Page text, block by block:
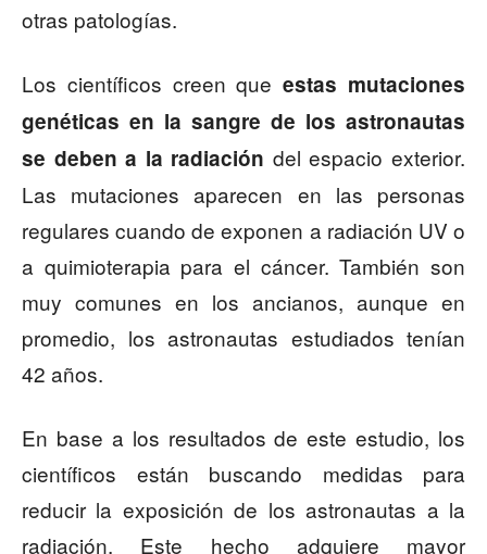
otras patologías.
Los científicos creen queestas mutaciones
genéticas en la sangre de los astronautas
se deben a la radiación del espacio exterior.
Las mutaciones aparecen en las personas
regulares cuando de exponen a radiación UV o
a quimioterapia para el cáncer. También son
muy comunes en los ancianos, aunque en
promedio, los astronautas estudiados tenían
42 años.
En base a los resultados de este estudio, los
científicos están buscando medidas para
reducir la exposición de los astronautas a la
radiación. Este hecho adquiere mayor